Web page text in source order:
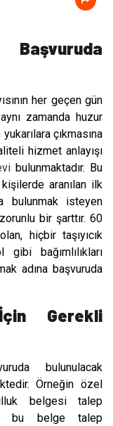
her geçen gün
zamanda huzur
çıkmasına
hizmet anlayışı
bulunmaktadır. Bu
aranılan ilk
bulunmak isteyen
bir şarttır. 60
hiçbir taşıyıcık
gibi bağımlılıkları
adına başvuruda
Gerekli
bulunulacak
Örneğin özel
belgesi talep
bu belge talep